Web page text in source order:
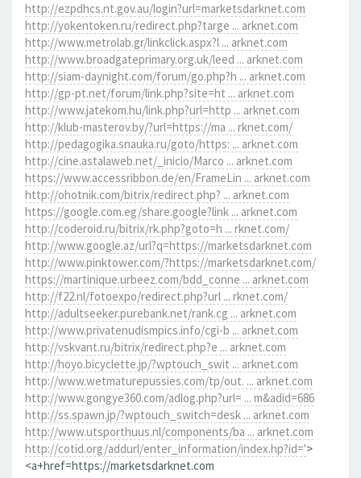
http://ezpdhcs.nt.gov.au/login?url=marketsdarknet.com
http://yokentoken.ru/redirect.php?targe ... arknet.com
http://www.metrolab.gr/linkclick.aspx?l ... arknet.com
http://www.broadgateprimary.org.uk/leed ... arknet.com
http://siam-daynight.com/forum/go.php?h ... arknet.com
http://gp-pt.net/forum/link.php?site=ht ... arknet.com
http://www.jatekom.hu/link.php?url=http ... arknet.com
http://klub-masterov.by/?url=https://ma ... rknet.com/
http://pedagogika.snauka.ru/goto/https: ... arknet.com
http://cine.astalaweb.net/_inicio/Marco ... arknet.com
https://www.accessribbon.de/en/FrameLin ... arknet.com
http://ohotnik.com/bitrix/redirect.php? ... arknet.com
https://google.com.eg/share.google?link ... arknet.com
http://coderoid.ru/bitrix/rk.php?goto=h ... rknet.com/
http://www.google.az/url?q=https://marketsdarknet.com
http://www.pinktower.com/?https://marketsdarknet.com/
https://martinique.urbeez.com/bdd_conne ... arknet.com
http://f22.nl/fotoexpo/redirect.php?url ... rknet.com/
http://adultseeker.purebank.net/rank.cg ... arknet.com
http://www.privatenudismpics.info/cgi-b ... arknet.com
http://vskvant.ru/bitrix/redirect.php?e ... arknet.com
http://hoyo.bicyclette.jp/?wptouch_swit ... arknet.com
http://www.wetmaturepussies.com/tp/out. ... arknet.com
http://www.gongye360.com/adlog.php?url= ... m&adid=686
http://ss.spawn.jp/?wptouch_switch=desk ... arknet.com
http://www.utsporthuus.nl/components/ba ... arknet.com
http://cotid.org/addurl/enter_information/index.hp?id='>
<a+href=https://marketsdarknet.com